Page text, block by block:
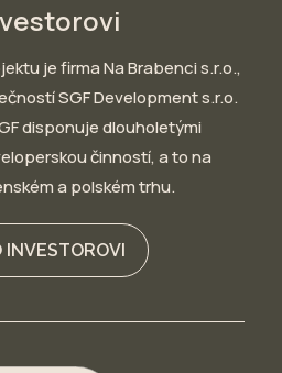
je firma Na Brabenci s.r.o.,
SGF Development s.r.o.
disponuje dlouholetými
činností, a to na
a polském trhu.
INVESTOROVI